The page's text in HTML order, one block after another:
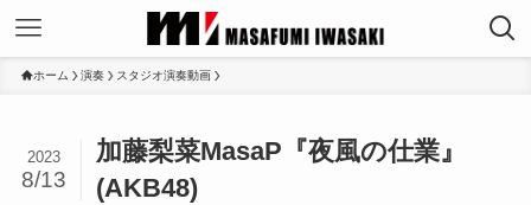
ホーム 演奏 スタジオ演奏動画
加藤梨菜MasaP『夜風の仕業』
(AKB48)
2023
8/13